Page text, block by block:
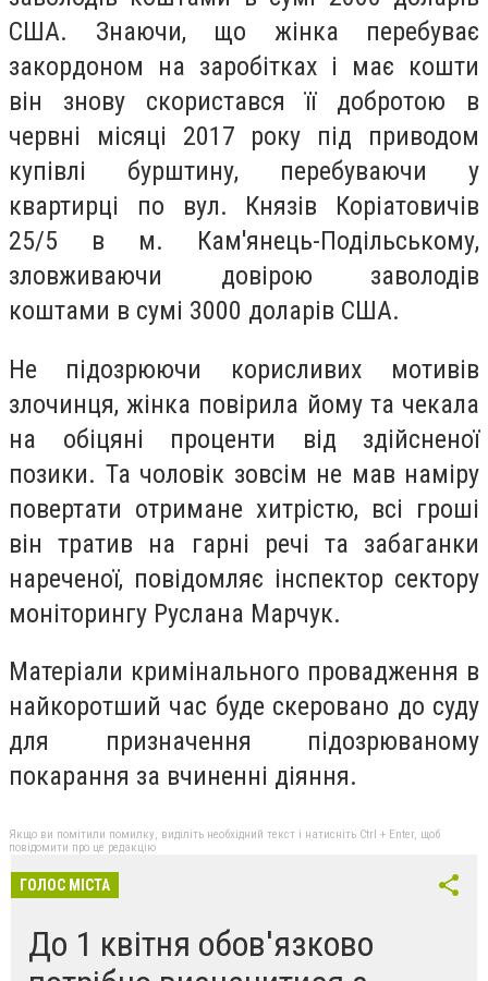
США. Знаючи, що жінка перебуває
закордоном на заробітках і має кошти
він знову скористався її добротою в
червні місяці 2017 року під приводом
купівлі бурштину, перебуваючи у
квартирці по вул. Князів Коріатовичів
25/5 в м. Кам'янець-Подільському,
зловживаючи довірою заволодів
коштами в сумі 3000 доларів США.
Не підозрюючи корисливих мотивів
злочинця, жінка повірила йому та чекала
на обіцяні проценти від здійсненої
позики. Та чоловік зовсім не мав наміру
повертати отримане хитрістю, всі гроші
він тратив на гарні речі та забаганки
нареченої, повідомляє інспектор сектору
моніторингу Руслана Марчук.
Матеріали кримінального провадження в
найкоротший час буде скеровано до суду
для призначення підозрюваному
покарання за вчиненні діяння.
Якщо ви помітили помилку, виділіть необхідний текст і натисніть Ctrl + Enter, щоб
повідомити про це редакцію
ГОЛОС МІСТА
До 1 квітня обов'язково